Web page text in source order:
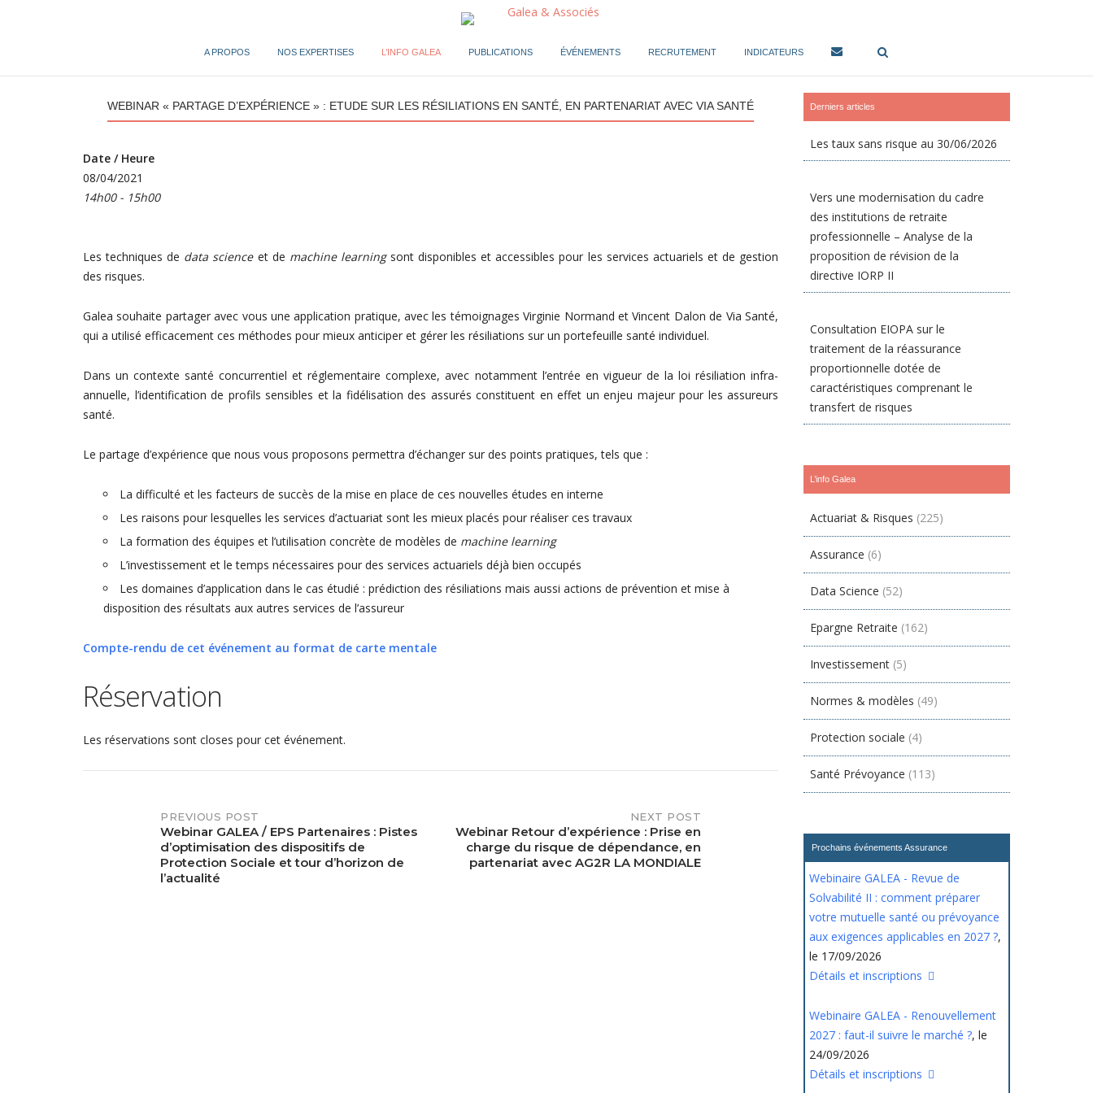
A PROPOS NOS EXPERTISES L’INFO GALEA PUBLICATIONS ÉVÉNEMENTS RECRUTEMENT INDICATEURS
WEBINAR « PARTAGE D’EXPÉRIENCE » : ETUDE SUR LES RÉSILIATIONS EN SANTÉ, EN PARTENARIAT AVEC VIA SANTÉ
Date / Heure
08/04/2021
14h00 - 15h00
Les techniques de data scienceet de machine learningsont disponibles et accessibles pour les services actuariels et de gestion
des risques.
Galea souhaite partager avec vous une application pratique, avec les témoignages Virginie Normand et Vincent Dalon de Via Santé,
qui a utilisé efficacement ces méthodes pour mieux anticiper et gérer les résiliations sur un portefeuille santé individuel.
Dans un contexte santé concurrentiel et réglementaire complexe, avec notamment l’entrée en vigueur de la loi résiliation infra-
annuelle, l’identification de profils sensibles et la fidélisation des assurés constituent en effet un enjeu majeur pour les assureurs
santé.
Le partage d’expérience que nous vous proposons permettra d’échanger sur des points pratiques, tels que :
La difficulté et les facteurs de succès de la mise en place de ces nouvelles études en interne
Les raisons pour lesquelles les services d’actuariat sont les mieux placés pour réaliser ces travaux
La formation des équipes et l’utilisation concrète de modèles de machine learning
L’investissement et le temps nécessaires pour des services actuariels déjà bien occupés
Les domaines d’application dans le cas étudié : prédiction des résiliations mais aussi actions de prévention et mise à
disposition des résultats aux autres services de l’assureur
Compte-rendu de cet événement au format de carte mentale
Réservation
Les réservations sont closes pour cet événement.
navigation
PREVIOUS POST
Webinar GALEA / EPS Partenaires : Pistes
d’optimisation des dispositifs de
Protection Sociale et tour d’horizon de
l’actualité
NEXT POST
Webinar Retour d’expérience : Prise en
charge du risque de dépendance, en
partenariat avec AG2R LA MONDIALE
Derniers articles
Les taux sans risque au 30/06/2026
Vers une modernisation du cadre
des institutions de retraite
professionnelle – Analyse de la
proposition de révision de la
directive IORP II
Consultation EIOPA sur le
traitement de la réassurance
proportionnelle dotée de
caractéristiques comprenant le
transfert de risques
L’info Galea
Actuariat & Risques (225)
Assurance (6)
Data Science (52)
Epargne Retraite (162)
Investissement (5)
Normes & modèles (49)
Protection sociale (4)
Santé Prévoyance (113)
Prochains événements Assurance
Webinaire GALEA - Revue de
Solvabilité II : comment préparer
votre mutuelle santé ou prévoyance
aux exigences applicables en 2027 ?,
le 17/09/2026
Détails et inscriptions
Webinaire GALEA - Renouvellement
2027 : faut-il suivre le marché ?, le
24/09/2026
Détails et inscriptions